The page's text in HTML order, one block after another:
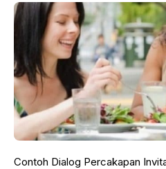
Contoh Dialog Percakapan